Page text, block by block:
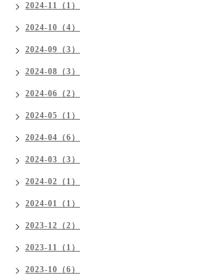
2024-11（1）
2024-10（4）
2024-09（3）
2024-08（3）
2024-06（2）
2024-05（1）
2024-04（6）
2024-03（3）
2024-02（1）
2024-01（1）
2023-12（2）
2023-11（1）
2023-10（6）